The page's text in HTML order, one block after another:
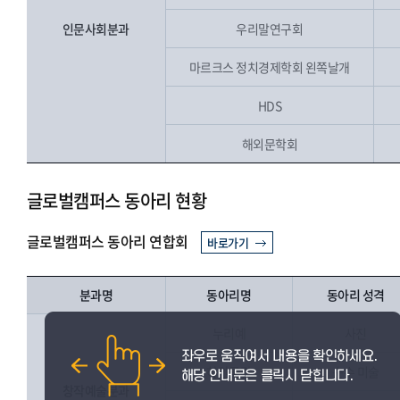
인문사회분과 우리말연구회
마르크스 정치경제학회 왼쪽날개
HDS
해외문학회
글로벌캠퍼스 동아리 현황
글로벌캠퍼스 동아리 연합회 바로가기
분과명 동아리명 동아리 성격
창작예술분과
하얀공간 순수 미술